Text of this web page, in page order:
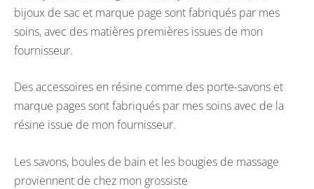
bijoux de sac et marque page sont fabriqués par mes
soins, avec des matières premières issues de mon
fournisseur.
Des accessoires en résine comme des porte-savons et
marque pages sont fabriqués par mes soins avec de la
résine issue de mon fournisseur.
Les savons, boules de bain et les bougies de massage
proviennent de chez mon grossiste